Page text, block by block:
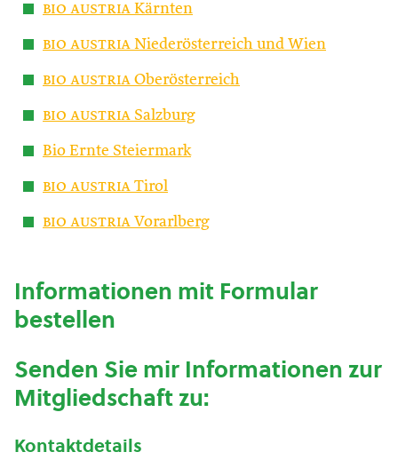
bio austria Kärnten
bio austria Niederösterreich und Wien
bio austria Oberösterreich
bio austria Salzburg
Bio Ernte Steiermark
bio austria Tirol
bio austria Vorarlberg
Informationen mit Formular
bestellen
Senden Sie mir Informationen zur
Mitgliedschaft zu:
Kontaktdetails